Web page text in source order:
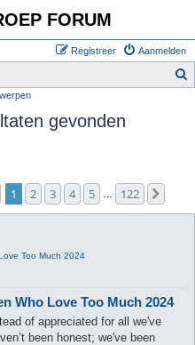
FORUM
Aanmelden
Registreer
gevonden
1 van 122
1 2 3 4 5 122
Too Much 2024
Who Love Too Much 2024
of appreciated for all we've
been honest; we've been